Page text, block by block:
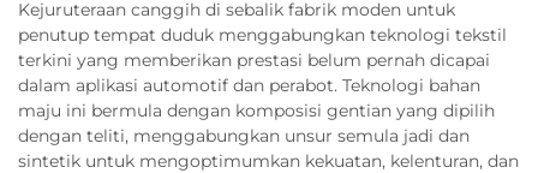
Kejuruteraan canggih di sebalik fabrik moden untuk
penutup tempat duduk menggabungkan teknologi tekstil
terkini yang memberikan prestasi belum pernah dicapai
dalam aplikasi automotif dan perabot. Teknologi bahan
maju ini bermula dengan komposisi gentian yang dipilih
dengan teliti, menggabungkan unsur semula jadi dan
sintetik untuk mengoptimumkan kekuatan, kelenturan, dan